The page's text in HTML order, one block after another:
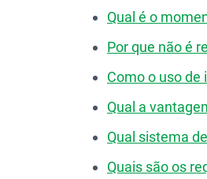
Qual é o
Por que não é
Como o uso de
Qual a
Qual sistema
Quais são os